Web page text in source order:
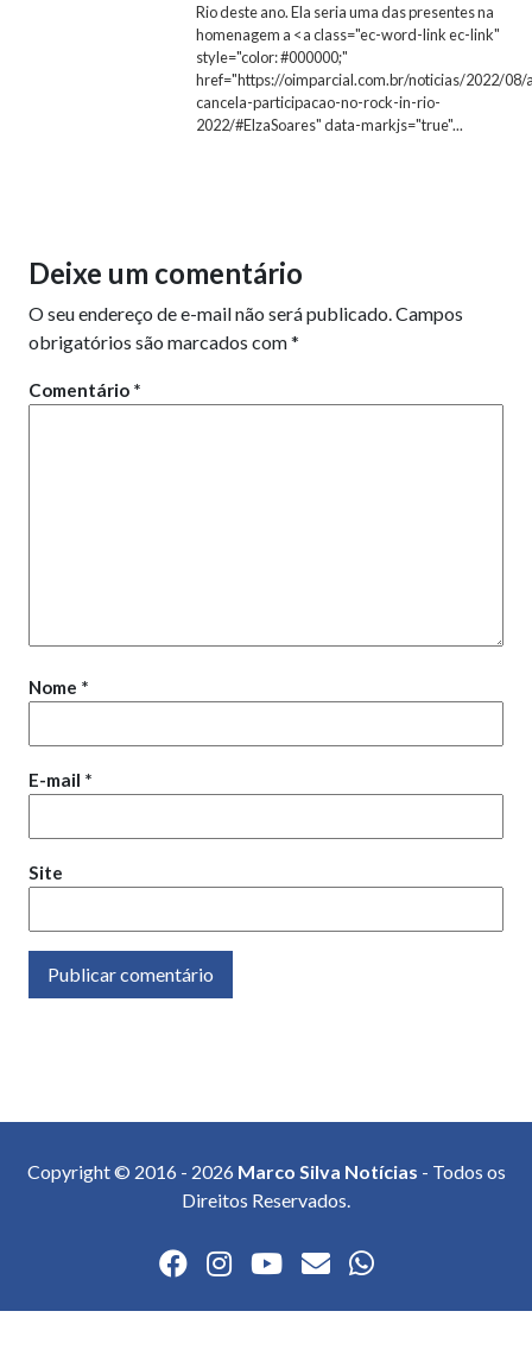
Rio deste ano. Ela seria uma das presentes na
homenagem a <a class="ec-word-link ec-link"
style="color: #000000;"
href="https://oimparcial.com.br/noticias/2022/08/
cancela-participacao-no-rock-in-rio-
2022/#ElzaSoares" data-markjs="true"...
Deixe um comentário
O seu endereço de e-mail não será publicado.Campos
obrigatórios são marcados com*
Comentário *
Nome *
E-mail *
Site
Copyright © 2016 - 2026 Marco Silva Notícias - Todos os
Direitos Reservados.